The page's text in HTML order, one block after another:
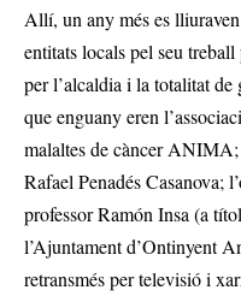
Allí, un any més es
entitats locals pel seu
per l’alcaldia i la totalitat
que enguany eren
malaltes de càncer
Rafael Penadés Casanova;
professor Ramón Insa (a
l’Ajuntament d’Ontinyent
retransmés per televisió i